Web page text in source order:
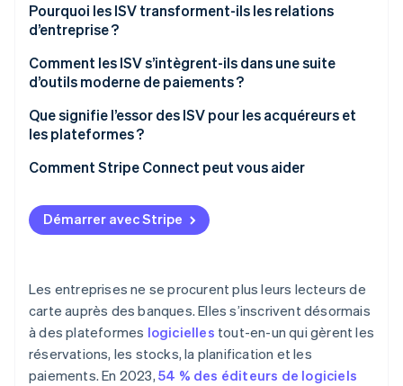
Pourquoi les ISV transforment-ils les relations
d’entreprise ?
L’inscription, c’est la vente
La tarification est plus simple
La relation devient plus solide
Comment les ISV s’intègrent-ils dans une suite
d’outils moderne de paiements ?
Partenariat de recommandation
Modèle OVI
Modèle facilitateur de paiement
Que signifie l’essor des ISV pour les acquéreurs et
les plateformes ?
Les acquéreurs et les prestataires de services de
Les plateformes prennent des responsabilités
Comment Stripe Connect peut vous aider
Démarrer avec Stripe
Les entreprises ne se procurent plus leurs lecteurs de
carte auprès des banques. Elles s’inscrivent désormais
à des plateformes logicielles tout-en-un qui gèrent les
réservations, les stocks, la planification et les
paiements. En 2023, 54 % des éditeurs de logiciels